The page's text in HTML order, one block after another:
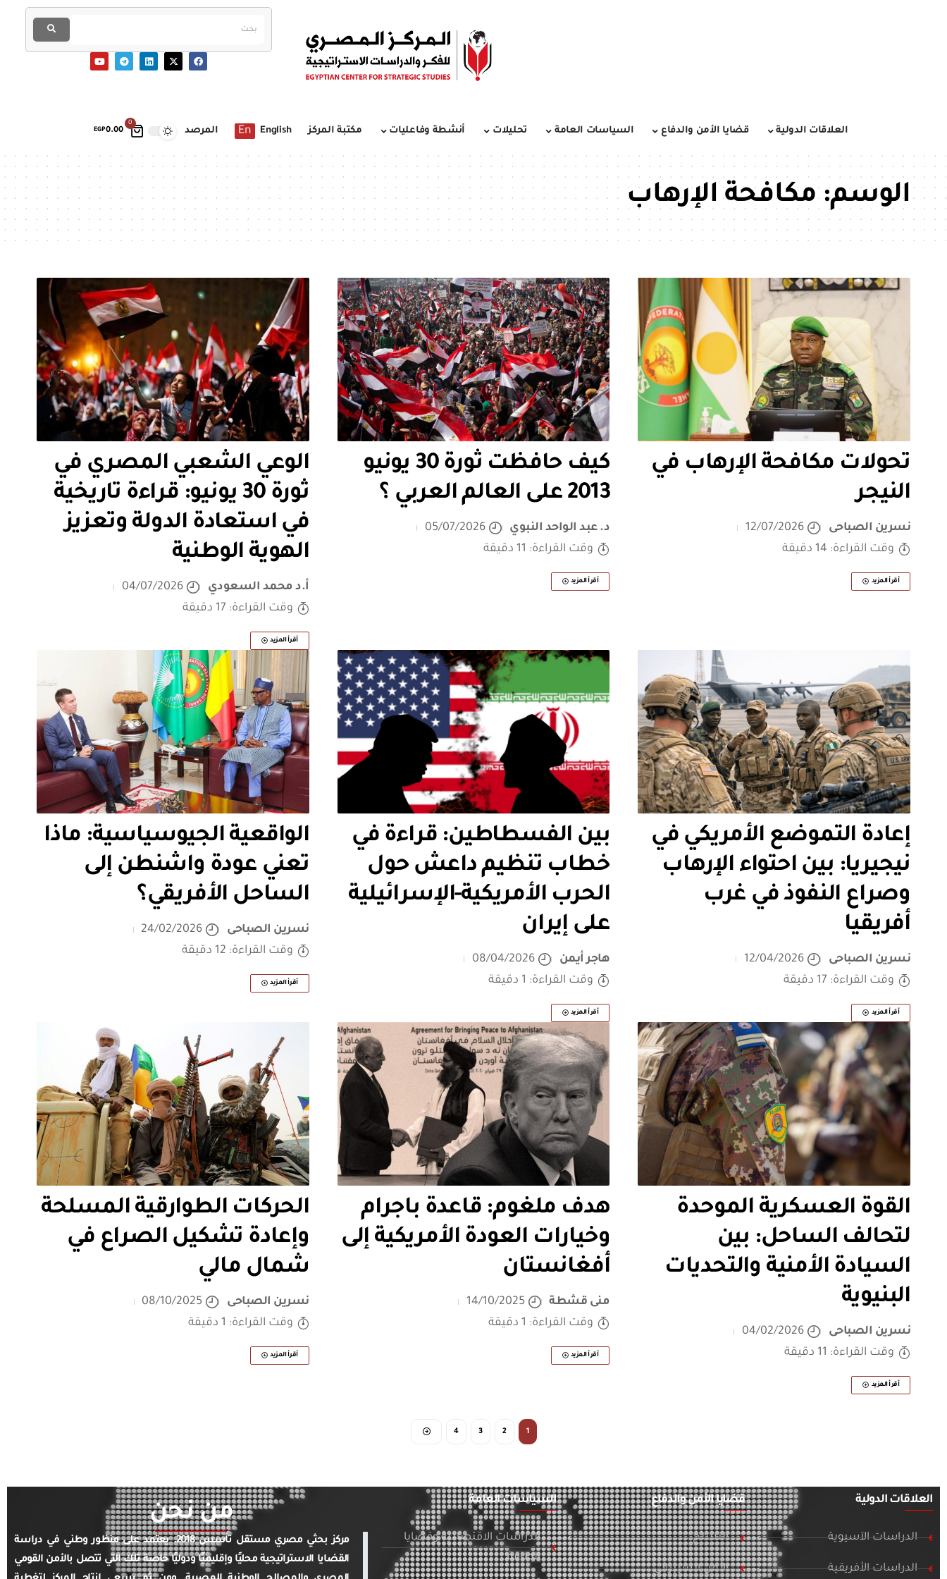
0
EGP0.00 العلاقات الدولية قضايا الأمن والدفاع السياسات العامة تحليلات أنشطة وفاعليات مكتبة المركز English
En المرصد
الوسم:مكافحة الإرهاب
تحولات مكافحة الإرهاب في
النيجر
نسرين الصباحى
12/07/2026
وقت القراءة: 14 دقيقة
أقرأ المزيد
كيف حافظت ثورة 30 يونيو
2013 على العالم العربي ؟
د. عبد الواحد النبوي
05/07/2026
وقت القراءة: 11 دقيقة
أقرأ المزيد
الوعي الشعبي المصري في
ثورة 30 يونيو: قراءة تاريخية
في استعادة الدولة وتعزيز
الهوية الوطنية
أ.د محمد السعودي
04/07/2026
وقت القراءة: 17 دقيقة
أقرأ المزيد
إعادة التموضع الأمريكي في
نيجيريا: بين احتواء الإرهاب
وصراع النفوذ في غرب
أفريقيا
نسرين الصباحى
12/04/2026
وقت القراءة: 17 دقيقة
أقرأ المزيد
بين الفسطاطين: قراءة في
خطاب تنظيم داعش حول
الحرب الأمريكية-الإسرائيلية
على إيران
هاجر أيمن
08/04/2026
وقت القراءة: 1 دقيقة
أقرأ المزيد
الواقعية الجيوسياسية: ماذا
تعني عودة واشنطن إلى
الساحل الأفريقي؟
نسرين الصباحى
24/02/2026
وقت القراءة: 12 دقيقة
أقرأ المزيد
القوة العسكرية الموحدة
لتحالف الساحل: بين
السيادة الأمنية والتحديات
البنيوية
نسرين الصباحى
04/02/2026
وقت القراءة: 11 دقيقة
أقرأ المزيد
هدف ملغوم: قاعدة باجرام
وخيارات العودة الأمريكية إلى
أفغانستان
منى قشطة
14/10/2025
وقت القراءة: 1 دقيقة
أقرأ المزيد
الحركات الطوارقية المسلحة
وإعادة تشكيل الصراع في
شمال مالي
نسرين الصباحى
08/10/2025
وقت القراءة: 1 دقيقة
أقرأ المزيد
1
2
3
4
العلاقات الدولية
الدراسات الآسيوية
الدراسات الأفريقية
قضايا الأمن والدفاع
التسلح
الأمن السيبراني
السياسات العامة
الدراسات الاقتصادية وقضايا
الطاقة
من نحن
مركز بحثي مصري مستقل تأسس 2018. يعتمد على منظور وطني في دراسة
القضايا الاستراتيجية محليًا وإقليميًا ودوليًا خاصة تلك التي تتصل بالأمن القومي